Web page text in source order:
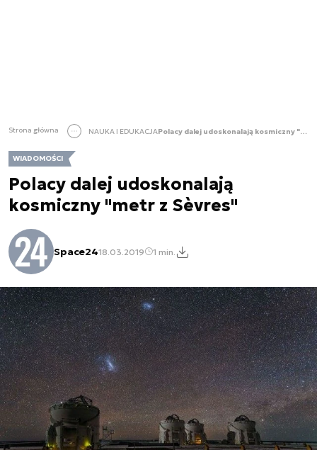
Strona główna NAUKA I EDUKACJA Polacy dalej udoskonalają kosmiczny "metr z Sèvres"
WIADOMOŚCI
Polacy dalej udoskonalają
kosmiczny "metr z Sèvres"
Space2418.03.2019 1 min.